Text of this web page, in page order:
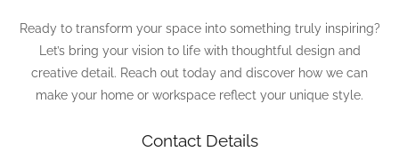
Ready to transform your space into something truly inspiring?
Let’s bring your vision to life with thoughtful design and
creative detail. Reach out today and discover how we can
make your home or workspace reflect your unique style.
Contact Details